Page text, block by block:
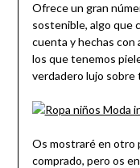
Ofrece un gran
sostenible, algo que
cuenta y hechas con
los que tenemos
verdadero lujo sobre
Os mostraré en otro
comprado, pero os